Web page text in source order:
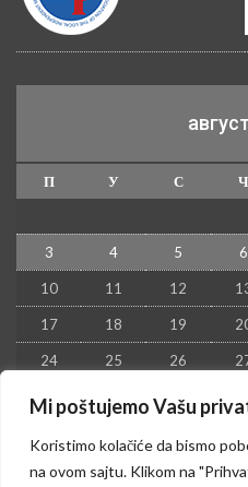
Mi poštujemo Vašu
Koristimo kolačiće da bismo
na ovom sajtu. Klikom na
П У С Ч
3 4 5 6
10 11 12
17 18 19
24 25 26
31